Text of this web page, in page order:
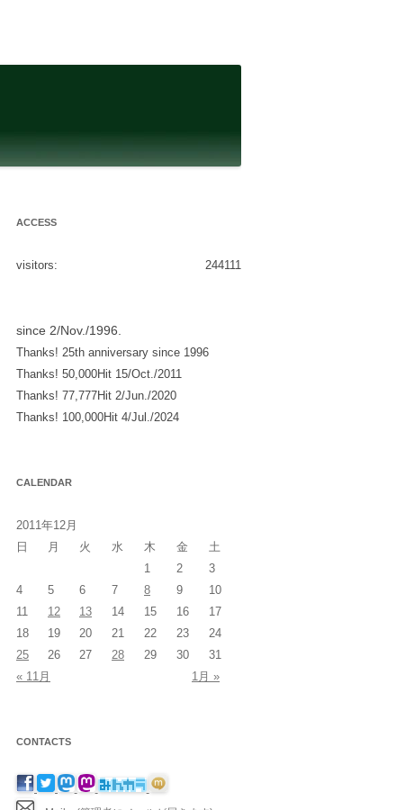
ACCESS
244111
visitors:
since 2/Nov./1996.
Thanks! 25th anniversary since 1996
Thanks! 50,000Hit 15/Oct./2011
Thanks! 77,777Hit 2/Jun./2020
Thanks! 100,000Hit 4/Jul./2024
CALENDAR
2011年12月
日
月 火 水 木 金
土
1
2
3
4
5 6 7 8 9
10
11
12 13 14 15 16
17
18
19 20 21 22 23
24
25
26 27 28 29 30
31
« 11月
1月 »
CONTACTS